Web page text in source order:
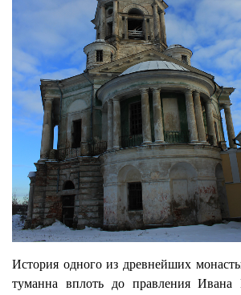
История одного из древнейших
туманна вплоть до правления Ивана